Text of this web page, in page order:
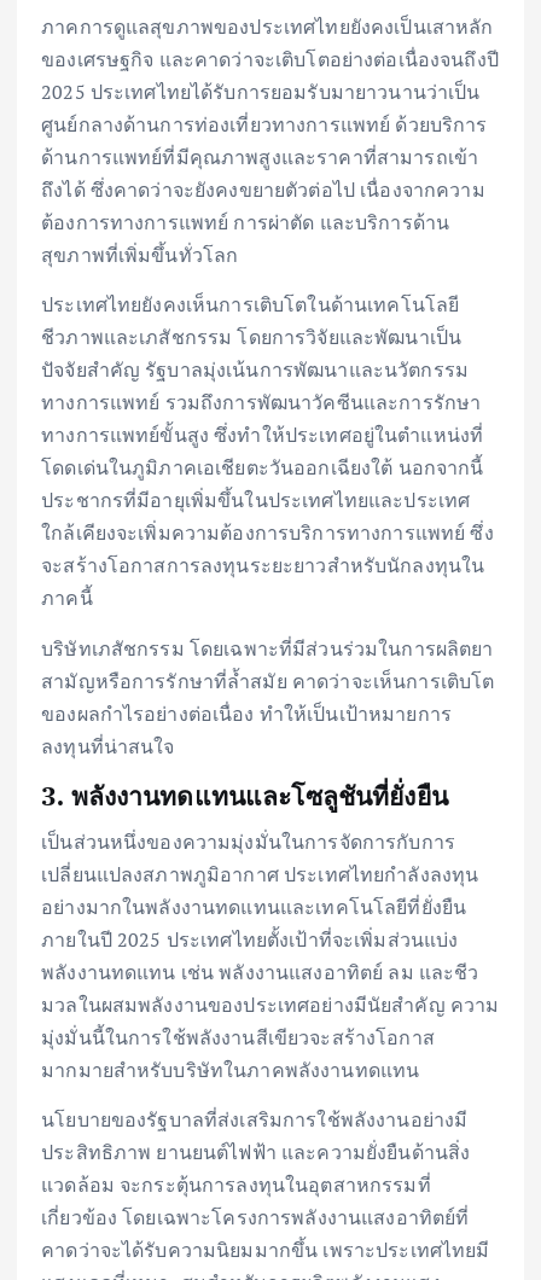
ภาคการดูแลสุขภาพของประเทศไทยยังคงเป็นเสาหลัก
ของเศรษฐกิจ และคาดว่าจะเติบโตอย่างต่อเนื่องจนถึงปี
2025 ประเทศไทยได้รับการยอมรับมายาวนานว่าเป็น
ศูนย์กลางด้านการท่องเที่ยวทางการแพทย์ ด้วยบริการ
ด้านการแพทย์ที่มีคุณภาพสูงและราคาที่สามารถเข้า
ถึงได้ ซึ่งคาดว่าจะยังคงขยายตัวต่อไป เนื่องจากความ
ต้องการทางการแพทย์ การผ่าตัด และบริการด้าน
สุขภาพที่เพิ่มขึ้นทั่วโลก
ประเทศไทยยังคงเห็นการเติบโตในด้านเทคโนโลยี
ชีวภาพและเภสัชกรรม โดยการวิจัยและพัฒนาเป็น
ปัจจัยสำคัญ รัฐบาลมุ่งเน้นการพัฒนาและนวัตกรรม
ทางการแพทย์ รวมถึงการพัฒนาวัคซีนและการรักษา
ทางการแพทย์ขั้นสูง ซึ่งทำให้ประเทศอยู่ในตำแหน่งที่
โดดเด่นในภูมิภาคเอเชียตะวันออกเฉียงใต้ นอกจากนี้
ประชากรที่มีอายุเพิ่มขึ้นในประเทศไทยและประเทศ
ใกล้เคียงจะเพิ่มความต้องการบริการทางการแพทย์ ซึ่ง
จะสร้างโอกาสการลงทุนระยะยาวสำหรับนักลงทุนใน
ภาคนี้
บริษัทเภสัชกรรม โดยเฉพาะที่มีส่วนร่วมในการผลิตยา
สามัญหรือการรักษาที่ล้ำสมัย คาดว่าจะเห็นการเติบโต
ของผลกำไรอย่างต่อเนื่อง ทำให้เป็นเป้าหมายการ
ลงทุนที่น่าสนใจ
3. พลังงานทดแทนและโซลูชันที่ยั่งยืน
เป็นส่วนหนึ่งของความมุ่งมั่นในการจัดการกับการ
เปลี่ยนแปลงสภาพภูมิอากาศ ประเทศไทยกำลังลงทุน
อย่างมากในพลังงานทดแทนและเทคโนโลยีที่ยั่งยืน
ภายในปี 2025 ประเทศไทยตั้งเป้าที่จะเพิ่มส่วนแบ่ง
พลังงานทดแทน เช่น พลังงานแสงอาทิตย์ ลม และชีว
มวลในผสมพลังงานของประเทศอย่างมีนัยสำคัญ ความ
มุ่งมั่นนี้ในการใช้พลังงานสีเขียวจะสร้างโอกาส
มากมายสำหรับบริษัทในภาคพลังงานทดแทน
นโยบายของรัฐบาลที่ส่งเสริมการใช้พลังงานอย่างมี
ประสิทธิภาพ ยานยนต์ไฟฟ้า และความยั่งยืนด้านสิ่ง
แวดล้อม จะกระตุ้นการลงทุนในอุตสาหกรรมที่
เกี่ยวข้อง โดยเฉพาะโครงการพลังงานแสงอาทิตย์ที่
คาดว่าจะได้รับความนิยมมากขึ้น เพราะประเทศไทยมี